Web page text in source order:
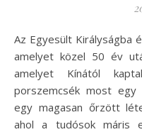
Az Egyesült Királyságba érkezett az első holdkőzet-minta,
amelyet közel 50 év
amelyet Kínától
porszemcsék most egy
egy magasan őrzött
ahol a tudósok máris